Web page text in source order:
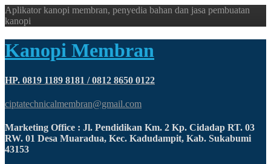
Aplikator kanopi membran, penyedia bahan dan jasa pembuatan
kanopi
Kanopi Membran
HP. 0819 1189 8181 / 0812 8650 0122
ciptatechnicalmembran@gmail.com
Marketing Office : Jl. Pendidikan Km. 2 Kp. Cidadap RT. 03
RW. 01 Desa Muaradua, Kec. Kadudampit, Kab. Sukabumi
43153